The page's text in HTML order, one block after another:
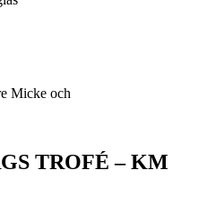
Micke och
TROFÉ – KM